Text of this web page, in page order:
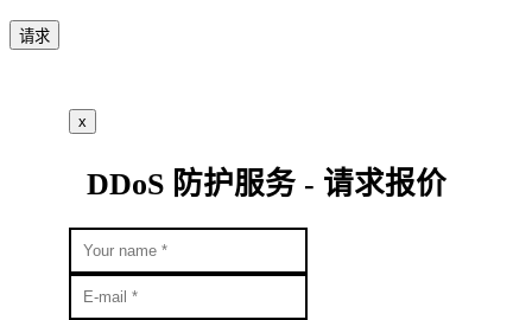
请求
x
DDoS 防护服务 - 请求报价